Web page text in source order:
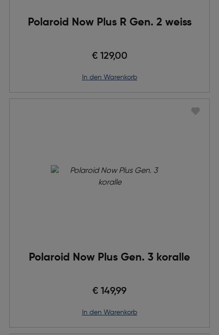
Polaroid Now Plus R Gen. 2 weiss
€ 129,00
in den Warenkorb
Polaroid Now Plus Gen. 3 koralle
€ 149,99
in den Warenkorb